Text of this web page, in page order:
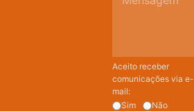
Aceito receber
comunicações via e-
mail:
Sim
Não